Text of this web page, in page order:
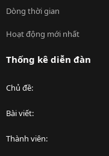
Dòng thời gian
Hoạt động mới nhất
Thống kê diễn đàn
Chủ đề
Bài viết
Thành viên